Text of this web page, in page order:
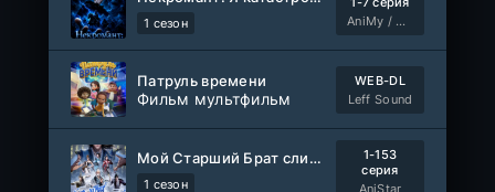
1 сезон
AniMy / RuChiMe
Патруль времени
Фильм мультфильм
WEB-DL
Leff Sound
Мой Старший Брат слишком стабилен
1 сезон
1-153
серия
AniStar